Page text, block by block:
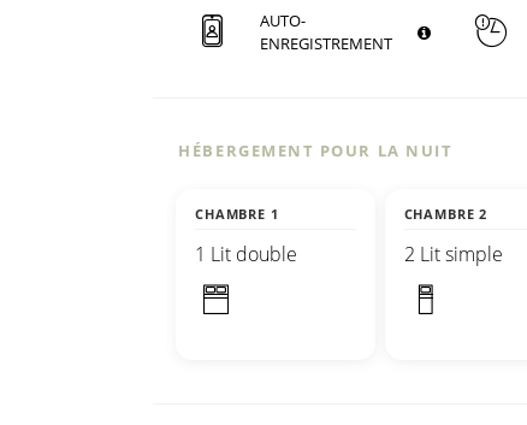
AUTO-
ENREGISTREMENT
HÉBERGEMENT POUR LA NUIT
CHAMBRE 1
1 Lit double
CHAMBRE 2
2 Lit simple